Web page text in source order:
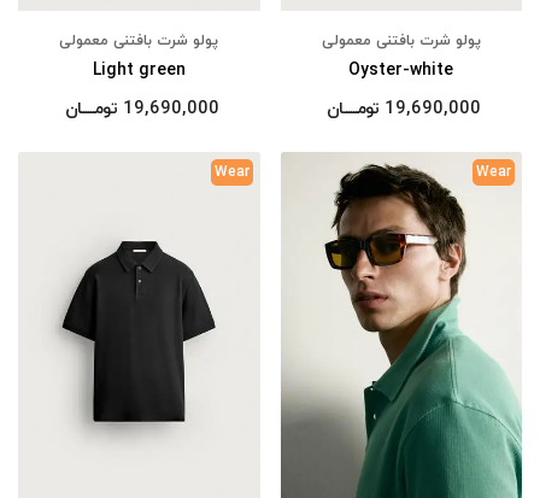
پولو شرت بافتنی معمولی
Oyster-white
19,690,000 تومــــــان
پولو شرت بافتنی معمولی
Light green
19,690,000 تومــــــان
Wear
Wear